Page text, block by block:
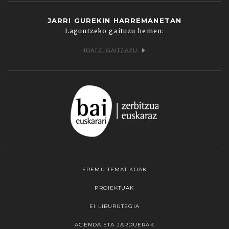
JARRI GUREKIN HARREMANETAN
Laguntzeko gaituzu hemen:
IDATZI GAITZAZU
EREMU TEMATIKOAK
PROIEKTUAK
EI LIBURUTEGIA
AGENDA ETA JARDUERAK